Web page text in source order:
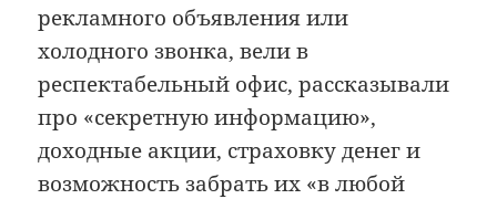
рекламного объявления или
холодного звонка, вели в
респектабельный офис, рассказывали
про «секретную информацию»,
доходные акции, страховку денег и
возможность забрать их «в любой